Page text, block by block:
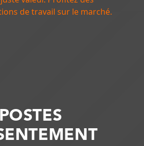
de travail sur le marché.
POSTES